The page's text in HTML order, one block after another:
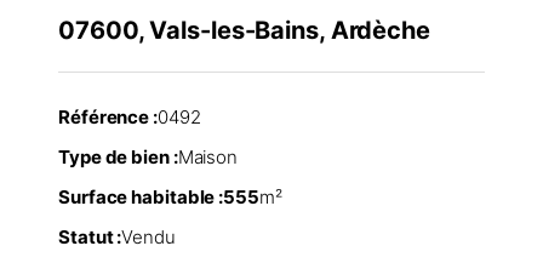
07600, Vals-les-Bains, Ardèche
Référence :0492
Type de bien :Maison
Surface habitable :555m²
Statut :Vendu